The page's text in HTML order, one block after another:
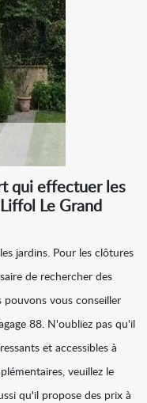
qui effectuer les
Le Grand
jardins. Pour les clôtures
de rechercher des
pouvons vous conseiller
88. N'oubliez pas qu'il
et accessibles à
veuillez le
qu'il propose des prix à